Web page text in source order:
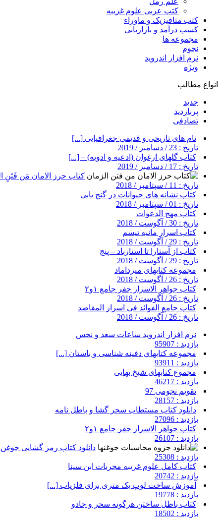
کتب عربی علوم غریبه
کتب متافیزیک و ماوراء
کسب درآمد و بازاریابی
مجموعه ها
نجوم
نرم افزار اندروید
ویژه
انواع مطالب
جدید
پربازدید
تصادفی
نام های تاریخی و قدیمی جغرافیایی [...]
تاریخ : 23 / دسامبر / 2019
کتاب گلهای ارغوان (ادعیه و ادویه) – [...]
تاریخ : 17 / دسامبر / 2019
کتاب حرز الامان مَن فَتَنِ
تاریخ : 11 / سپتامبر / 2018
کتاب نشانه های حیوانات در گنج یابی
تاریخ : 01 / سپتامبر / 2018
کتاب مهج الدعوات
تاریخ : 30 / آگوست / 2018
کتاب اسرار مانیه تیسم
تاریخ : 29 / آگوست / 2018
کتاب از آستارا تا استارباد – پنج
تاریخ : 29 / آگوست / 2018
مجموعه کتابهای میرداماد
تاریخ : 26 / آگوست / 2018
کتاب جواهر الاسرار جفر جامع ۱و۲
تاریخ : 26 / آگوست / 2018
کتاب جامع الفوائد فی اسرار المقاصد
تاریخ : 26 / آگوست / 2018
نرم افزار اندروید ساعات سعد و نحس
بازدید : 95907
مجموعه کتابهای دفینه شناسی و باستان [...]
بازدید : 93911
مجموع کتابهای شیخ بهایی
بازدید : 46217
تقویم نجومی 97
بازدید : 28157
دانلود کتاب مستطاب سحر گشا و باطل نامه
بازدید : 27096
کتاب جواهر الاسرار جفر جامع ۱و۲
بازدید : 26107
دانلود کتاب رمز گشایی
بازدید : 25308
کتاب کامل علوم غریبه مجربات ابن سینا
بازدید : 20742
آموزش ساخت لوپ یک متری برای فلزیاب [...]
بازدید : 19778
کتاب باطل ساختن هرگونه سحر و جادو
بازدید : 18502